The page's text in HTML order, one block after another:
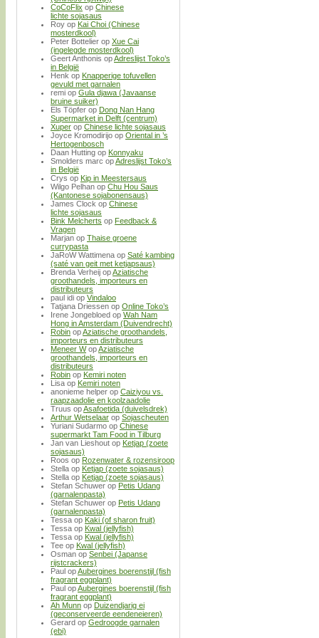
CoCoFlix op Chinese
lichte sojasaus
Roy op Kai Choi (Chinese
mosterdkool)
Peter Bottelier op Xue Cai
(ingelegde mosterdkool)
Geert Anthonis opAdreslijst Toko’s
in België
Henk op Knapperige tofuvellen
gevuld met garnalen
remi op Gula djawa (Javaanse
bruine suiker)
Els Töpfer op Dong Nan Hang
Supermarket in Delft (centrum)
Xuper op Chinese lichte sojasaus
Joyce Kromodirijo op Oriental in ’s
Hertogenbosch
Daan Hutting op Konnyaku
Smolders marc opAdreslijst Toko’s
in België
Crys op Kip in Meestersaus
Wilgo Pelhan op Chu Hou Saus
(Kantonese sojabonensaus)
James Clock op Chinese
lichte sojasaus
Bink Melcherts op Feedback &
Vragen
Marjan op Thaise groene
currypasta
JaRoW Wattimena op Saté kambing
(saté van geit met ketjapsaus)
Brenda Verheij opAziatische
groothandels, importeurs en
distributeurs
paul idi op Vindaloo
Tatjana Driessen op Online Toko’s
Irene Jongebloed op Wah Nam
Hong in Amsterdam (Duivendrecht)
Robin opAziatische groothandels,
importeurs en distributeurs
Meneer WopAziatische
groothandels, importeurs en
distributeurs
Robin op Kemiri noten
Lisa op Kemiri noten
anonieme helper op Caiziyou vs.
raapzaadolie en koolzaadolie
Truus opAsafoetida (duivelsdrek)
Arthur Wetselaar op Sojascheuten
Yuriani Sudarmo op Chinese
supermarkt Tam Food in Tilburg
Jan van Lieshout op Ketjap (zoete
sojasaus)
Roos op Rozenwater & rozensiroop
Stella op Ketjap (zoete sojasaus)
Stella op Ketjap (zoete sojasaus)
Stefan Schuwer op Petis Udang
(garnalenpasta)
Stefan Schuwer op Petis Udang
(garnalenpasta)
Tessa op Kaki (of sharon fruit)
Tessa op Kwal (jellyfish)
Tessa op Kwal (jellyfish)
Tee op Kwal (jellyfish)
Osman op Senbei (Japanse
rijstcrackers)
Paul opAubergines boerenstijl (fish
fragrant eggplant)
Paul opAubergines boerenstijl (fish
fragrant eggplant)
Ah Munn op Duizendjarig ei
(geconserveerde eendeneieren)
Gerard op Gedroogde garnalen
(ebi)